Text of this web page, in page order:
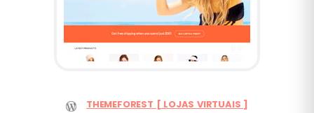
THEMEFOREST [ LOJAS VIRTUAIS ]